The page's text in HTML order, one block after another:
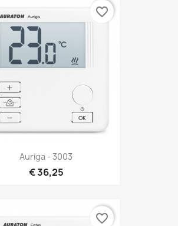
Auriga - 3003
€ 36,25
favorite_border
favorite_border